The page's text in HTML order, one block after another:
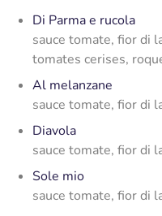
Di Parma e rucola
sauce tomate, fior di
tomates cerises,
Al melanzane
sauce tomate, fior di
Diavola
sauce tomate, fior di
Sole mio
sauce tomate, fior di